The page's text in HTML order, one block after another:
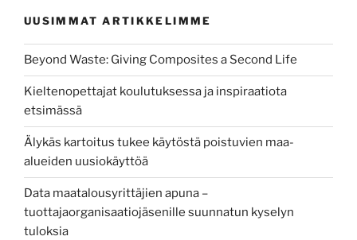
UUSIMMAT ARTIKKELIMME
Beyond Waste: Giving Composites a Second Life
Kieltenopettajat koulutuksessa ja inspiraatiota
etsimässä
Älykäs kartoitus tukee käytöstä poistuvien maa-
alueiden uusiokäyttöä
Data maatalousyrittäjien apuna –
tuottajaorganisaatiojäsenille suunnatun kyselyn
tuloksia